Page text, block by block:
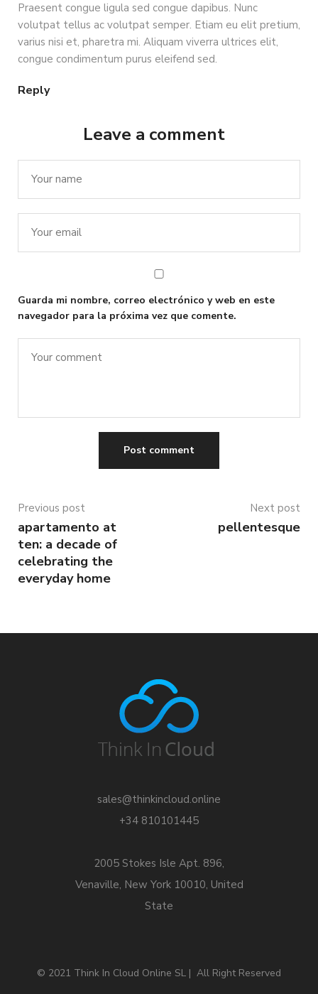
Reply
Praesent congue ligula sed congue dapibus. Nunc
volutpat tellus ac volutpat semper. Etiam eu elit pretium,
varius nisi et, pharetra mi. Aliquam viverra ultrices elit,
congue condimentum purus eleifend sed.
Leave a comment
Guarda mi nombre, correo electrónico y web en este
navegador para la próxima vez que comente.
Previous post
apartamento at
ten: a decade of
celebrating the
everyday home
Next post
pellentesque
sales@thinkincloud.online
+34 810101445
2005 Stokes Isle Apt. 896,
Venaville, New York 10010, United
State
© 2021 Think In Cloud Online SL | All Right Reserved